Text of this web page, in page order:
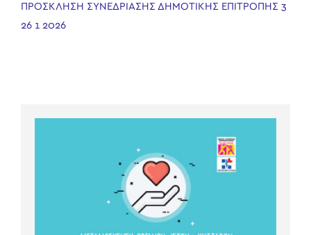
ΠΡΟΣΚΛΗΣΗ ΣΥΝΕΔΡΙΑΣΗΣ ΔΗΜΟΤΙΚΗΣ ΕΠΙΤΡΟΠΗΣ 3
26 1 2026